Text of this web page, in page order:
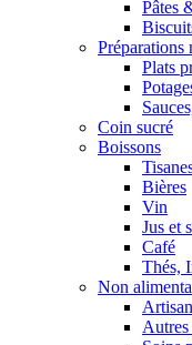
Pâtes
Préparations
Plats
Coin sucré
Boissons
Bières
Vin
Jus et
Café
Thés,
Non